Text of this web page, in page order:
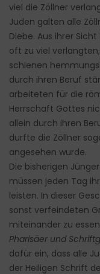
viel die Zöllner
Juden galten alle
Diebe. Aus ihrer
oft zu viel
schienen
durch ihren Beruf
arbeiteten für die
Herrschaft Gottes
allein durch ihren
durfte die Zöllner
angesehen wurde.
Die bisherigen
müssen jeden Tag
leisten. In dieser
sonst verfeindeten
miteinander zu
Pharisäer und
dafür ein, dass alle
der Heiligen Schrift